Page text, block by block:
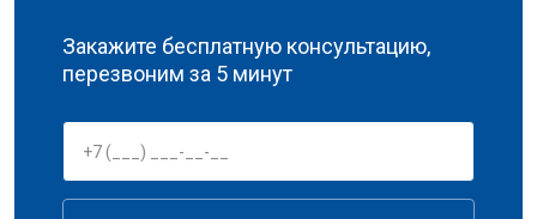
Закажите бесплатную консультацию,
перезвоним за 5 минут